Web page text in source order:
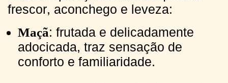
frescor, aconchego e leveza:
Maçã: frutada e delicadamente
adocicada, traz sensação de
conforto e familiaridade.